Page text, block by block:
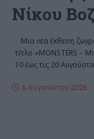
Νίκου
Μια νέα έκθεση
τίτλο «MONSTERS –
10 έως τις 20
6 Αυγούστου 2026